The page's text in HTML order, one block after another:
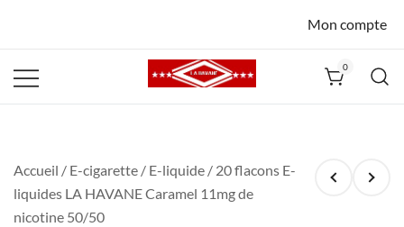
Mon compte
0
Accueil / E-cigarette / E-liquide / 20 flacons E-
liquides LA HAVANE Caramel 11mg de
nicotine 50/50